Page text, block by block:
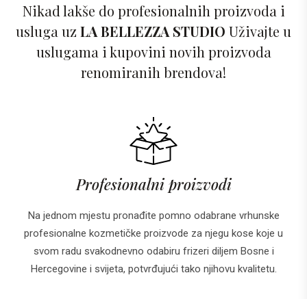
Nikad lakše do profesionalnih proizvoda i
usluga uz LA BELLEZZA STUDIO Uživajte u
uslugama i kupovini novih proizvoda
renomiranih brendova!
Profesionalni proizvodi
Na jednom mjestu pronađite pomno odabrane vrhunske
profesionalne kozmetičke proizvode za njegu kose koje u
svom radu svakodnevno odabiru frizeri diljem Bosne i
Hercegovine i svijeta, potvrđujući tako njihovu kvalitetu.